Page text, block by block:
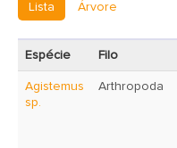
Lista Árvore
Espécie Filo
Agistemus
sp.
Arthropoda